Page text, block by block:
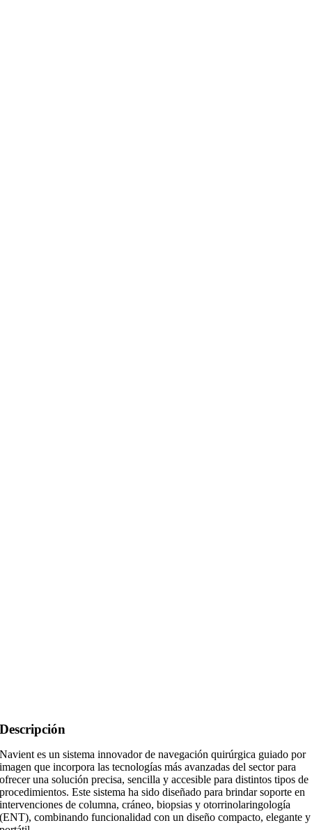
Descripción
Navient es un sistema innovador de navegación quirúrgica guiado por
imagen que incorpora las tecnologías más avanzadas del sector para
ofrecer una solución precisa, sencilla y accesible para distintos tipos de
procedimientos. Este sistema ha sido diseñado para brindar soporte en
intervenciones de columna, cráneo, biopsias y otorrinolaringología
(ENT), combinando funcionalidad con un diseño compacto, elegante y